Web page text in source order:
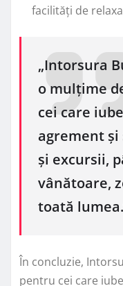
facilități de
„Intorsura
o mulțime
cei care
agrement
și excursii,
vânătoare,
toată
În concluzie,
pentru cei care